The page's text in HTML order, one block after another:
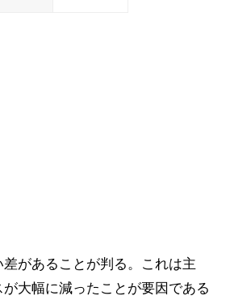
があることが判る。これは主
大幅に減ったことが要因である